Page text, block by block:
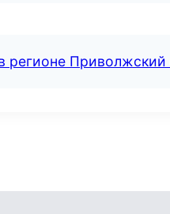
регионе